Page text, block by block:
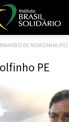
DE NORONHA/PE)
PE